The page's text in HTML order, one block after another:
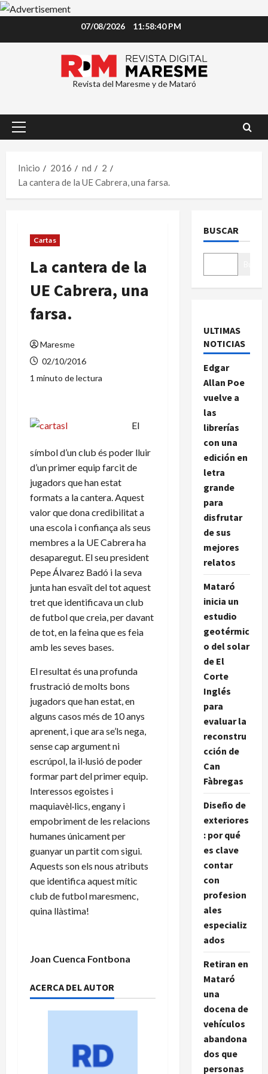
07/08/2026 11:58:40 PM
Revista del Maresme y de Mataró
Menú
Inicio
2016 nd
2
La cantera de la UE Cabrera, una farsa.
Cartas
La cantera de la
UE Cabrera, una
farsa.
Maresme
02/10/2016
1 minuto de lectura
El
símbol d’un club és poder lluir
d’un primer equip farcit de
jugadors que han estat
formats a la cantera. Aquest
valor que dona credibilitat a
una escola i confiança als seus
membres a la UE Cabrera ha
desaparegut. El seu president
Pepe Álvarez Badó i la seva
junta han esvaït del tot aquest
tret que identificava un club
de futbol que creia, per davant
de tot, en la feina que es feia
amb les seves bases.
El resultat és una profunda
frustració de molts bons
jugadors que han estat, en
alguns casos més de 10 anys
aprenent, i que ara se’ls nega,
sense cap argument ni
escrúpol, la il·lusió de poder
formar part del primer equip.
Interessos egoistes i
maquiavèl·lics, engany i
empobriment de les relacions
humanes únicament per
guanyar un partit com sigui.
Aquests son els nous atributs
que identifica aquest mític
club de futbol maresmenc,
quina llàstima!
Joan Cuenca Fontbona
ACERCA DEL AUTOR
BUSCAR
ULTIMAS
NOTICIAS
Edgar
Allan Poe
vuelve a
las
librerías
con una
edición en
letra
grande
para
disfrutar
de sus
mejores
relatos
Mataró
inicia un
estudio
geotérmic
o del solar
de El
Corte
Inglés
para
evaluar la
reconstru
cción de
Can
Fàbregas
Diseño de
exteriores
: por qué
es clave
contar
con
profesion
ales
especializ
ados
Retiran en
Mataró
una
docena de
vehículos
abandona
dos que
personas